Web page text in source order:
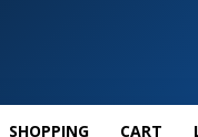
SHOPPING CART